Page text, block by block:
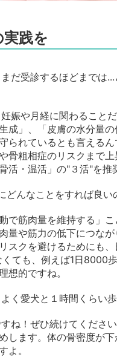
実践を
だ受診するほどまでは
娠や月経に関わること
成」、「皮膚の水分量
られているとも言える
骨粗相症のリスクまで
活・温活」の"３活"を推
んなことをすれば良い
で筋肉量を維持する」
量や筋力の低下につな
スクを避けるためにも
ても、例えば1日8000
想的ですね。
く愛犬と１時間くらい歩
ね！ぜひ続けてくださ
します。体の骨密度が
よ。